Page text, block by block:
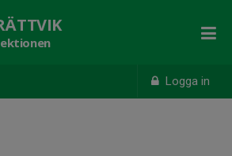
Logga in